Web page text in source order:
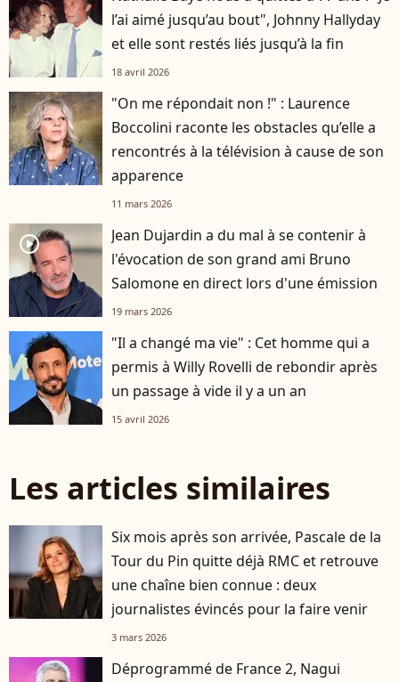
l’ai aimé jusqu’au bout", Johnny Hallyday
et elle sont restés liés jusqu’à la fin
18 avril 2026
"On me répondait non !" : Laurence
Boccolini raconte les obstacles qu’elle a
rencontrés à la télévision à cause de son
apparence
11 mars 2026
player2
Jean Dujardin a du mal à se contenir à
l'évocation de son grand ami Bruno
Salomone en direct lors d'une émission
19 mars 2026
"Il a changé ma vie" : Cet homme qui a
permis à Willy Rovelli de rebondir après
un passage à vide il y a un an
15 avril 2026
Les articles similaires
Six mois après son arrivée, Pascale de la
Tour du Pin quitte déjà RMC et retrouve
une chaîne bien connue : deux
journalistes évincés pour la faire venir
3 mars 2026
Déprogrammé de France 2, Nagui